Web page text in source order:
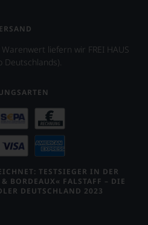
liefern wir FREI HAUS
Deutschlands).
TESTSIEGER IN DER
BORDEAUX« FALSTAFF – DIE
DEUTSCHLAND 2023